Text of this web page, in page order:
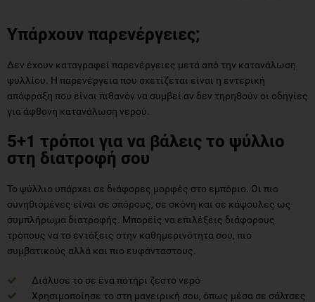
Υπάρχουν παρενέργειες;
Δεν έχουν καταγραφεί παρενέργειες μετά από την κατανάλωση
ψυλλίου. Η παρενέργεια που σχετίζεται είναι η εντερική
απόφραξη που είναι πιθανόν να συμβεί αν δεν τηρηθούν οι οδηγίες
για άφθονη κατανάλωση νερού.
5+1 τρόποι για να βάλεις το ψύλλιο
στη διατροφή σου
Το ψύλλιο υπάρχει σε διάφορες μορφές στο εμπόριο. Οι πιο
συνηθισμένες είναι σε σπόρους, σε σκόνη και σε κάψουλες ως
συμπλήρωμα διατροφής. Μπορείς να επιλέξεις διάφορους
τρόπους να το εντάξεις στην καθημερινότητα σου, πιο
συμβατικούς αλλά και πιο ευφάνταστους.
Διάλυσε το σε ένα ποτήρι ζεστό νερό
Χρησιμοποίησε το στη μαγειρική σου, όπως μέσα σε σάλτσες